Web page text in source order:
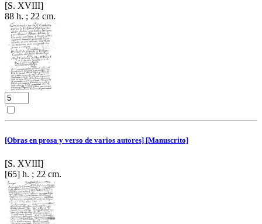
[S. XVIII]
88 h. ; 22 cm.
[Obras en prosa y verso de varios autores] [Manuscrito]
[S. XVIII]
[65] h. ; 22 cm.